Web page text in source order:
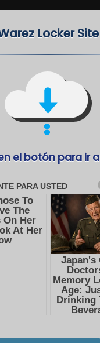
Locker Site
el botón para ir